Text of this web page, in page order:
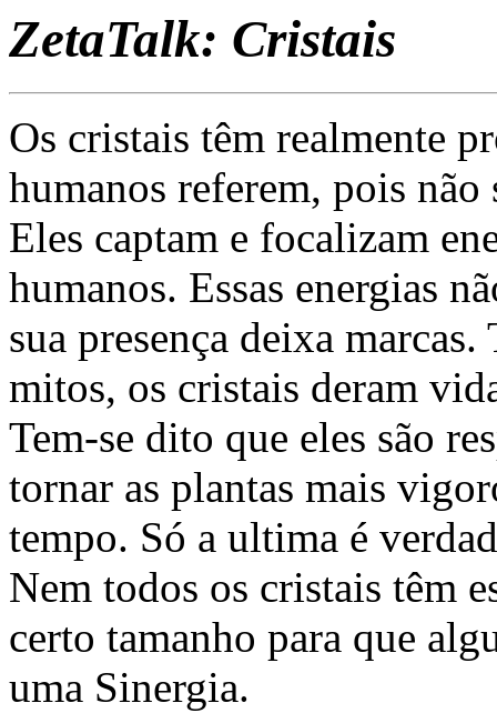
ZetaTalk: Cristais
Os cristais têm realmente
humanos referem, pois
Eles captam e focalizam
humanos. Essas energias
sua presença deixa
mitos, os cristais deram
Tem-se dito que eles são
tornar as plantas mais
tempo. Só a ultima é
Nem todos os cristais têm
certo tamanho para que
uma Sinergia.